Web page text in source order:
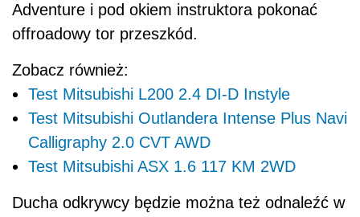
Adventure i pod okiem instruktora pokonać
offroadowy tor przeszkód.
Zobacz również:
Test Mitsubishi L200 2.4 DI-D Instyle
Test Mitsubishi Outlandera Intense Plus Navi
Calligraphy 2.0 CVT AWD
Test Mitsubishi ASX 1.6 117 KM 2WD
Ducha odkrywcy będzie można też odnaleźć w